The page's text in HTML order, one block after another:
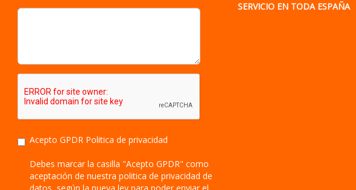
Acepto GPDR Politica de privacidad
Debes marcar la casilla "Acepto GPDR" como
aceptación de nuestra politica de privacidad de
SERVICIO EN TODA ESPAÑA